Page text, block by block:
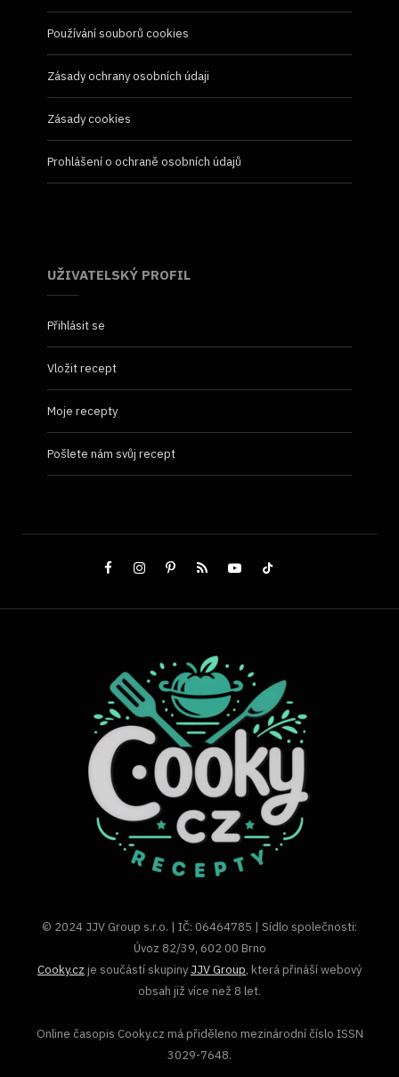
Používání souborů cookies
Zásady ochrany osobních údaji
Zásady cookies
Prohlášení o ochraně osobních údajů
UŽIVATELSKÝ PROFIL
Přihlásit se
Vložit recept
Moje recepty
Pošlete nám svůj recept
© 2024 JJV Group s.r.o. | IČ: 06464785 | Sídlo společnosti:
Úvoz 82/39, 602 00 Brno
Cooky.cz je součástí skupiny JJV Group, která přináší webový
obsah již více než 8 let.
Online časopis Cooky.cz má přiděleno mezinárodní číslo ISSN
3029-7648.